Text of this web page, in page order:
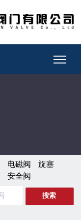
电磁阀
旋塞
安全阀
搜索